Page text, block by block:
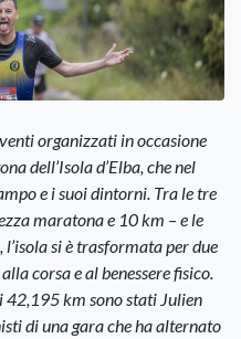
organizzati in occasione
dell’Isola d’Elba, che nel
e i suoi dintorni. Tra le tre
maratona e 10 km – e le
si è trasformata per due
corsa e al benessere fisico.
42,195 km sono stati Julien
di una gara che ha alternato